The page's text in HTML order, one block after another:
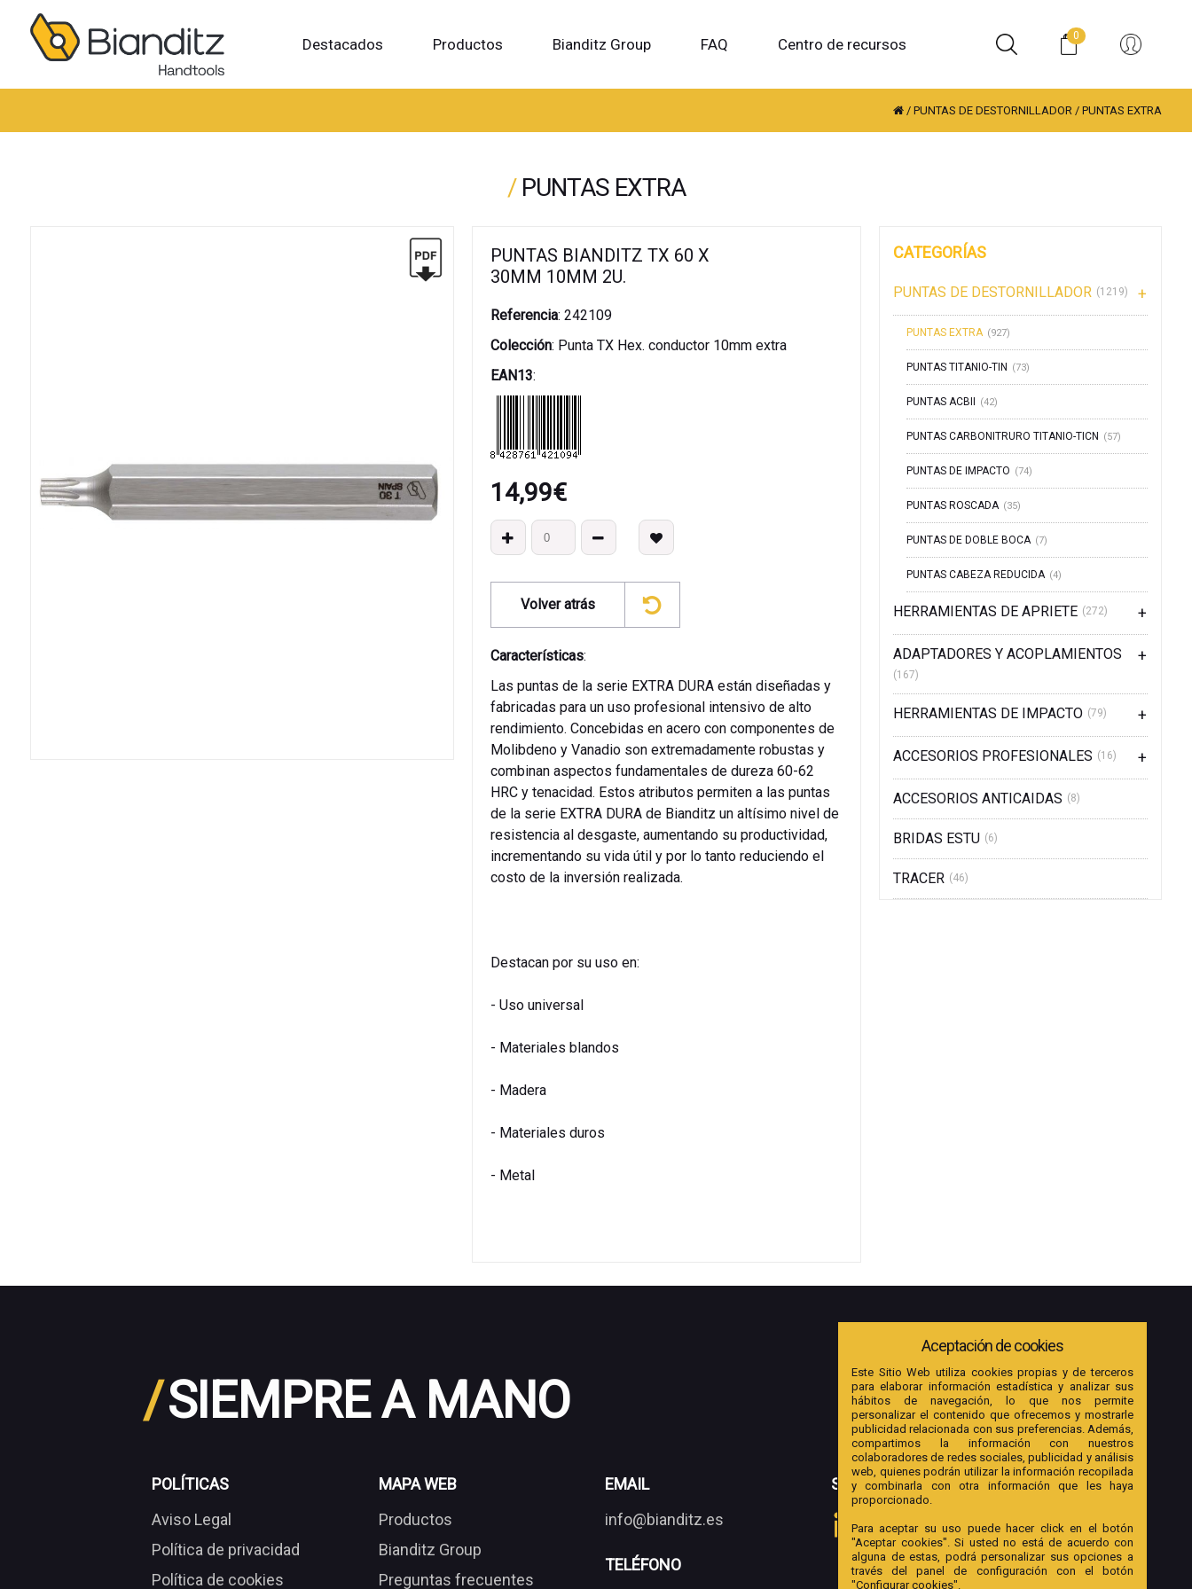
0
Destacados Productos Bianditz Group FAQ Centro de recursos
/PUNTAS DE DESTORNILLADOR /PUNTAS EXTRA
/ PUNTAS EXTRA
PUNTAS BIANDITZ TX 60 X
30MM 10MM 2U.
Referencia: 242109
Colección: Punta TX Hex. conductor 10mm extra
EAN13:
14,99€
Volver atrás
Características:
Las puntas de la serie EXTRA DURA están diseñadas y
fabricadas para un uso profesional intensivo de alto
rendimiento. Concebidas en acero con componentes de
Molibdeno y Vanadio son extremadamente robustas y
combinan aspectos fundamentales de dureza 60-62
HRC y tenacidad. Estos atributos permiten a las puntas
de la serie EXTRA DURA de Bianditz un altísimo nivel de
resistencia al desgaste, aumentando su productividad,
incrementando su vida útil y por lo tanto reduciendo el
costo de la inversión realizada.
Destacan por su uso en:
- Uso universal
- Materiales blandos
- Madera
- Materiales duros
- Metal
CATEGORÍAS
PUNTAS DE DESTORNILLADOR (1219)
PUNTAS EXTRA (927)
PUNTAS TITANIO-TIN (73)
PUNTAS ACBII (42)
PUNTAS CARBONITRURO TITANIO-TICN (57)
PUNTAS DE IMPACTO (74)
PUNTAS ROSCADA (35)
PUNTAS DE DOBLE BOCA (7)
PUNTAS CABEZA REDUCIDA (4)
HERRAMIENTAS DE APRIETE (272)
ADAPTADORES Y ACOPLAMIENTOS
(167)
HERRAMIENTAS DE IMPACTO (79)
ACCESORIOS PROFESIONALES (16)
ACCESORIOS ANTICAIDAS (8)
BRIDAS ESTU (6)
TRACER (46)
/SIEMPRE A MANO
POLÍTICAS
Aviso Legal
Política de privacidad
Política de cookies
MAPA WEB
Productos
Bianditz Group
Preguntas frecuentes
EMAIL
info@bianditz.es
TELÉFONO
SOCIAL
Aceptación de cookies
Este Sitio Web utiliza cookies propias y de terceros
para elaborar información estadística y analizar sus
hábitos de navegación, lo que nos permite
personalizar el contenido que ofrecemos y mostrarle
publicidad relacionada con sus preferencias. Además,
compartimos la información con nuestros
colaboradores de redes sociales, publicidad y análisis
web, quienes podrán utilizar la información recopilada
y combinarla con otra información que les haya
proporcionado.
Para aceptar su uso puede hacer click en el botón
"Aceptar cookies". Si usted no está de acuerdo con
alguna de estas, podrá personalizar sus opciones a
través del panel de configuración con el botón
"Configurar cookies".